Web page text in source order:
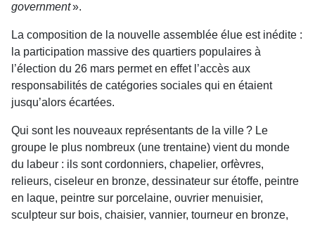
government».
La composition de la nouvelle assemblée élue est inédite :
la participation massive des quartiers populaires à
l’élection du 26 mars permet en effet l’accès aux
responsabilités de catégories sociales qui en étaient
jusqu’alors écartées.
Qui sont les nouveaux représentants de la ville ? Le
groupe le plus nombreux (une trentaine) vient du monde
du labeur : ils sont cordonniers, chapelier, orfèvres,
relieurs, ciseleur en bronze, dessinateur sur étoffe, peintre
en laque, peintre sur porcelaine, ouvrier menuisier,
sculpteur sur bois, chaisier, vannier, tourneur en bronze,